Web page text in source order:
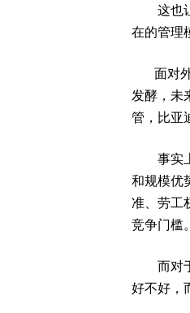
这也让
在的管理
面对外
发酵，未
管，比亚
事实上
和规模优
准、劳工
竞争门槛
而对于
好不好，